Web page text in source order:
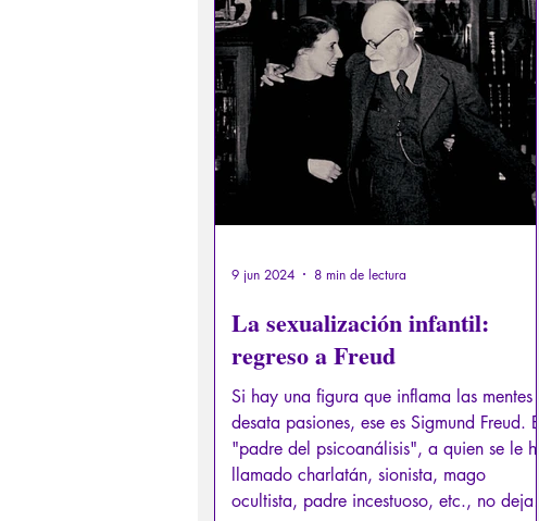
La sexualización infantil:
regreso a Freud
Si hay una figura que inflama las mentes y
desata pasiones, ese es Sigmund Freud. El
"padre del psicoanálisis", a quien se le ha
llamado charlatán, sionista, mago
ocultista, padre incestuoso, etc., no deja a
9 jun 2024 8 min de lectura